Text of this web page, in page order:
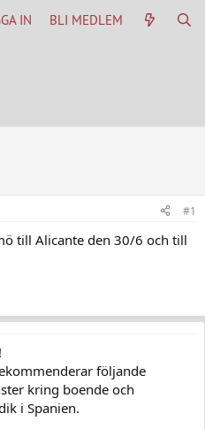
IN BLI MEDLEM
#1
till Alicante den 30/6 och till
följande
kring boende och
i Spanien.